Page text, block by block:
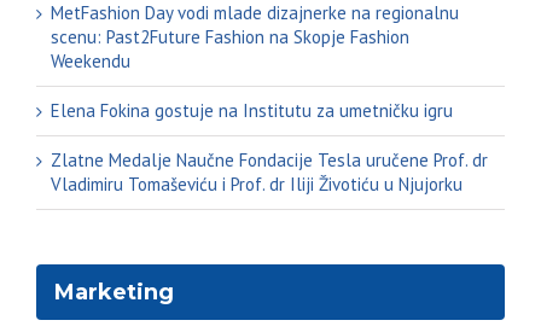
MetFashion Day vodi mlade dizajnerke na regionalnu
scenu: Past2Future Fashion na Skopje Fashion
Weekendu
Elena Fokina gostuje na Institutu za umetničku igru
Zlatne Medalje Naučne Fondacije Tesla uručene Prof. dr
Vladimiru Tomaševiću i Prof. dr Iliji Životiću u Njujorku
Marketing